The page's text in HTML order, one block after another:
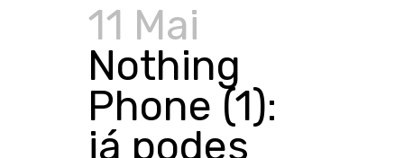
11 Mai
Nothing
Phone (1):
já podes